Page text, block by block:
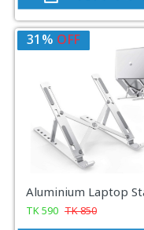
31% OFF
TK590 TK850